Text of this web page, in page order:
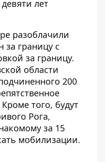
лет
разоблачили
за границу с
за границу.
области
200
того, будут
Рога,
за 15
мобилизации.